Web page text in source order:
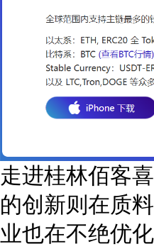
走进桂林佰客
的创新则在质
业也在不绝优